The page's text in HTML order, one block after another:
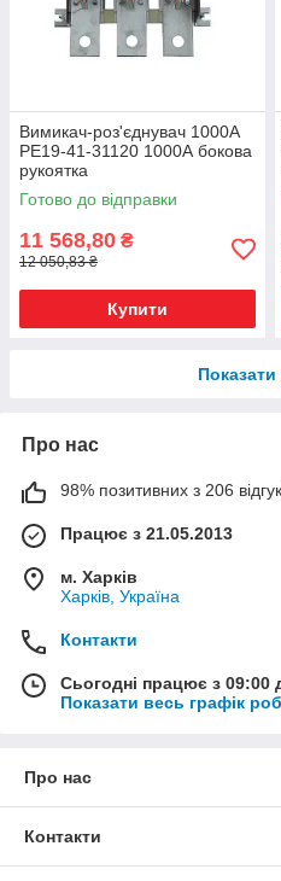
Вимикач-роз'єднувач 1000А
РЕ19-41-31120 1000А бокова
рукоятка
Готово до відправки
11 568,80 ₴
12 050,83 ₴
Купити
Про нас
98% позитивних з 206
Працює з 21.05.2013
м. Харків
Харків, Україна
Контакти
Сьогодні працює з 09:00
Показати весь графік
Про нас
Контакти